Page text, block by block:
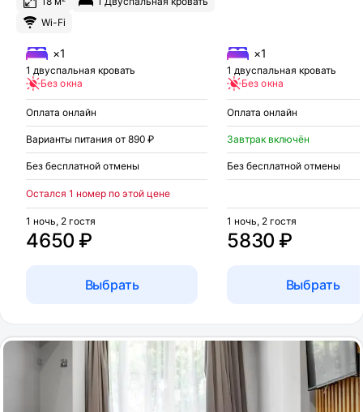
Wi-Fi
×1
1 двуспальная кровать
Без окна
Оплата онлайн
Варианты питания от 890 ₽
Без бесплатной отмены
Остался 1 номер по этой цене
4650 ₽
1 ночь, 2 гостя
Выбрать
×1
1 двуспальная кровать
Без окна
Оплата онлайн
Завтрак включён
Без бесплатной отмены
5830 ₽
1 ночь, 2 гостя
Выбрать